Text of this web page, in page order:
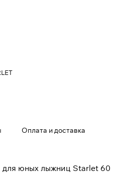
Оплата и доставка
для юных лыжниц Starlet 60